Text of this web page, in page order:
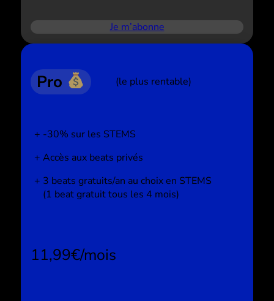
Je m’abonne
Pro (le plus rentable)
-30% sur les STEMS
Accès aux beats privés
3 beats gratuits/an au choix en STEMS
(1 beat gratuit tous les 4 mois)
11,99€/mois